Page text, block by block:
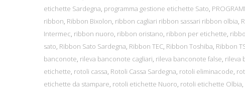
etichette Sardegna, programma gestione etichette Sato,
ribbon, Ribbon Bixolon, ribbon cagliari ribbon sassari ribbon olbia,
Intermec, ribbon nuoro, ribbon oristano, ribbon per etichette,
sato, Ribbon Sato Sardegna, Ribbon TEC, Ribbon Toshiba, Ribbon
banconote, rileva banconote cagliari, rileva banconote false, rileva
etichette, rotoli cassa, Rotoli Cassa Sardegna, rotoli eliminacode,
etichette da stampare, rotoli etichette Nuoro, rotoli etichette Olbia,